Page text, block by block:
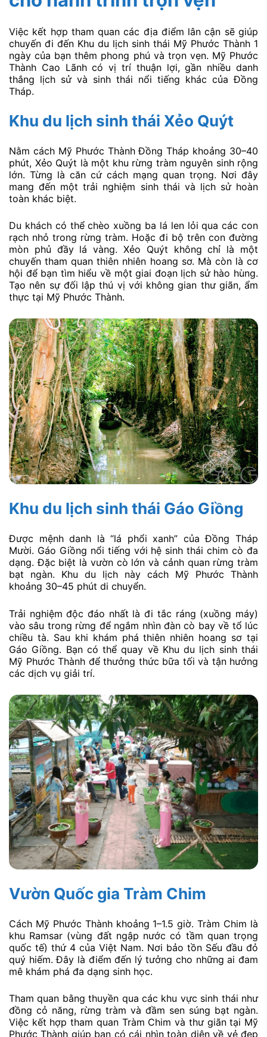
Nhà hàng Góc Quê tại Mỹ Phước Thành Đồng Tháp
thực và văn hóa hòa quyện hoàn hảo.
Kết hợp tham quan các địa
điểm du lịch khác gần khu
du lịch Phước Mỹ Khánh
cho hành trình trọn vẹn
Việc kết hợp tham quan các địa điểm lân cận sẽ giúp
chuyến đi đến Khu du lịch sinh thái Mỹ Phước Thành 1
ngày của bạn thêm phong phú và trọn vẹn. Mỹ Phước
Thành Cao Lãnh có vị trí thuận lợi, gần nhiều danh
thắng lịch sử và sinh thái nổi tiếng khác của Đồng
Tháp.
Khu du lịch sinh thái Xẻo Quýt
Nằm cách Mỹ Phước Thành Đồng Tháp khoảng 30–40
lớn. Từng là căn cứ cách mạng quan trọng. Nơi đây
mang đến một trải nghiệm sinh thái và lịch sử hoàn
Du khách có thể chèo xuồng ba lá len lỏi qua các con
rạch nhỏ trong rừng tràm. Hoặc đi bộ trên con đường
mòn phủ đầy lá vàng. Xẻo Quýt không chỉ là một
chuyến tham quan thiên nhiên hoang sơ. Mà còn là cơ
Tạo nên sự đối lập thú vị với không gian thư giãn, ẩm
thực tại Mỹ Phước Thành.
Khu du lịch sinh thái Gáo Giồng
Được mệnh danh là “lá phổi xanh” của Đồng Tháp
dạng. Đặc biệt là vườn cò lớn và cảnh quan rừng tràm
bạt ngàn. Khu du lịch này cách Mỹ Phước Thành
Trải nghiệm độc đáo nhất là đi tắc ráng (xuồng máy)
vào sâu trong rừng để ngắm nhìn đàn cò bay về tổ lúc
chiều tà. Sau khi khám phá thiên nhiên hoang sơ tại
Gáo Giồng. Bạn có thể quay về Khu du lịch sinh thái
các dịch vụ giải trí.